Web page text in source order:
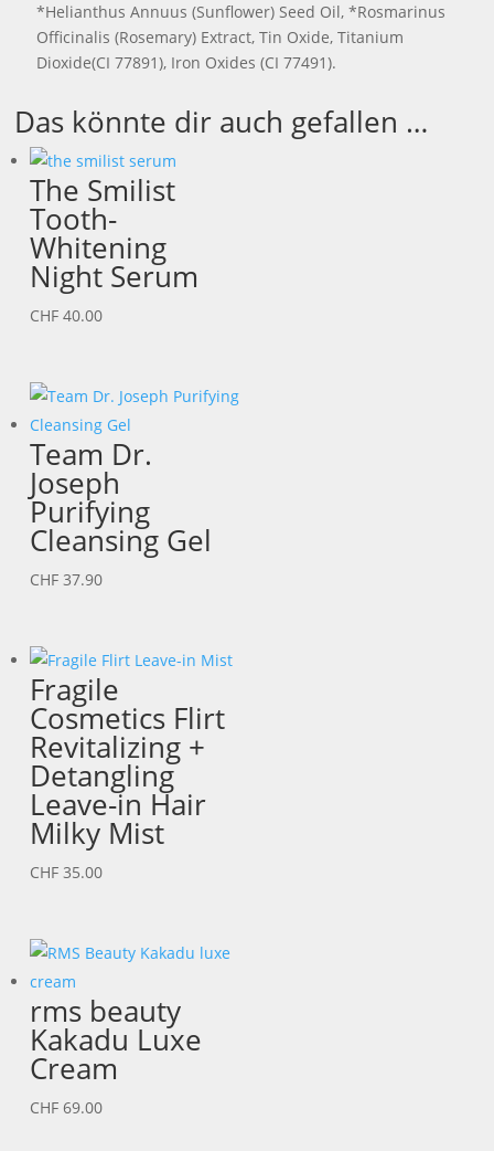
*Helianthus Annuus (Sunflower) Seed Oil, *Rosmarinus
Officinalis (Rosemary) Extract, Tin Oxide, Titanium
Dioxide(CI 77891), Iron Oxides (CI 77491).
Das könnte dir auch gefallen …
The Smilist
Tooth-
Whitening
Night Serum
CHF 40.00
Team Dr.
Joseph
Purifying
Cleansing Gel
CHF 37.90
Fragile
Cosmetics Flirt
Revitalizing +
Detangling
Leave-in Hair
Milky Mist
CHF 35.00
rms beauty
Kakadu Luxe
Cream
CHF 69.00